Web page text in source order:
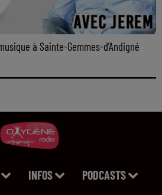
à Sainte-Gemmes-d’Andigné
INFOS PODCASTS